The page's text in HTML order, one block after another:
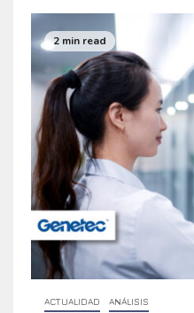
2 min read
ACTUALIDAD ANÁLISIS